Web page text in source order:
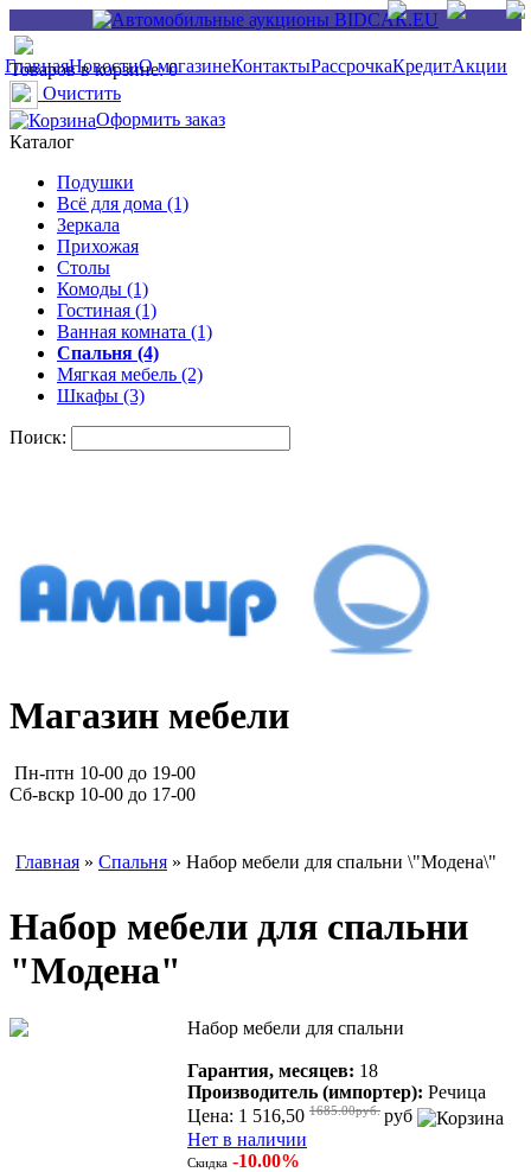
ГлавнаяНовостиО магазинеКонтактыРассрочкаКредитАкции
Товаров в корзине: 0
Очистить
Оформить заказ
Каталог
Подушки
Всё для дома (1)
Зеркала
Прихожая
Столы
Комоды (1)
Гостиная (1)
Ванная комната (1)
Спальня (4)
Мягкая мебель (2)
Шкафы (3)
Поиск:
Магазин мебели
Пн-птн 10-00 до 19-00
Сб-вскр 10-00 до 17-00
Главная » Спальня » Набор мебели для спальни \"Модена\"
Набор мебели для спальни
"Модена"
Набор мебели для спальни
Гарантия, месяцев: 18
Производитель (импортер): Речица
Цена: 1 516,50 1685.00руб. руб
Нет в наличии
Скидка -10.00%